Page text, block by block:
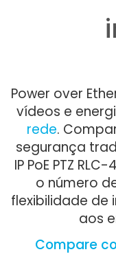
Power over
vídeos e
rede.
segurança
IP PoE PTZ
o número
flexibilidade de
aos
Compare